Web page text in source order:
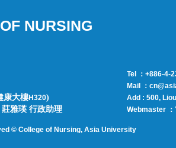
NURSING
康大樓H320)
雅瑛 行政助理
Tel ：+886-4-
Mail ：
Add : 500,
Webmaster ：
© College of Nursing, Asia University